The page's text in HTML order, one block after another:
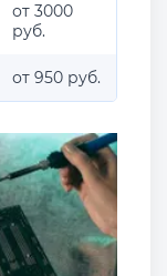
от 3000
руб.
от 950 руб.